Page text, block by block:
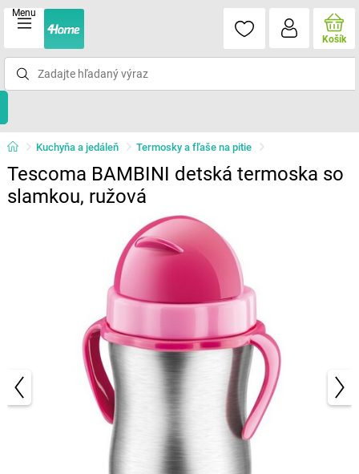
Menu
Košík
Kuchyňa a jedáleň Termosky a fľaše na pitie
Tescoma BAMBINI detská termoska so
slamkou, ružová